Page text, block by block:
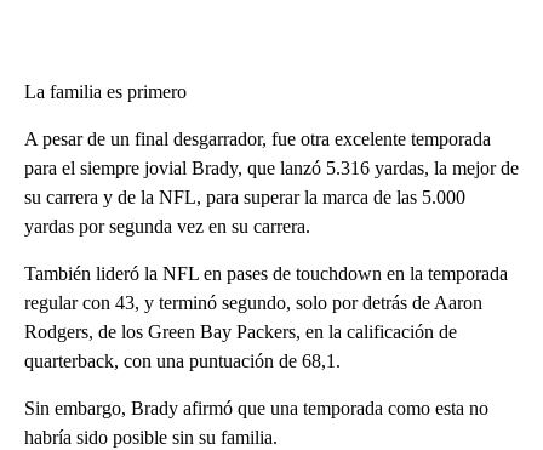
La familia es primero
A pesar de un final desgarrador, fue otra excelente temporada
para el siempre jovial Brady, que lanzó 5.316 yardas, la mejor de
su carrera y de la NFL, para superar la marca de las 5.000
yardas por segunda vez en su carrera.
También lideró la NFL en pases de touchdown en la temporada
regular con 43, y terminó segundo, solo por detrás de Aaron
Rodgers, de los Green Bay Packers, en la calificación de
quarterback, con una puntuación de 68,1.
Sin embargo, Brady afirmó que una temporada como esta no
habría sido posible sin su familia.